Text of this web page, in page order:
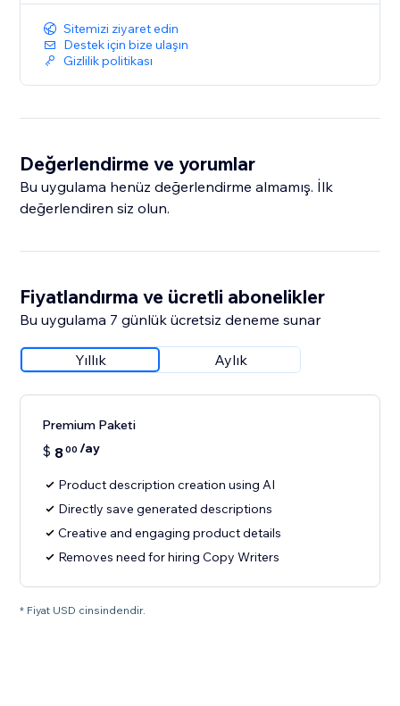
Sitemizi ziyaret edin
Destek için bize ulaşın
Gizlilik politikası
Değerlendirme ve yorumlar
Bu uygulama henüz değerlendirme almamış. İlk
değerlendiren siz olun.
Fiyatlandırma ve ücretli abonelikler
Bu uygulama 7 günlük ücretsiz deneme sunar
Yıllık Aylık
Premium Paketi
$ 800 /ay
Product description creation using AI
Directly save generated descriptions
Creative and engaging product details
Removes need for hiring Copy Writers
* Fiyat USD cinsindendir.